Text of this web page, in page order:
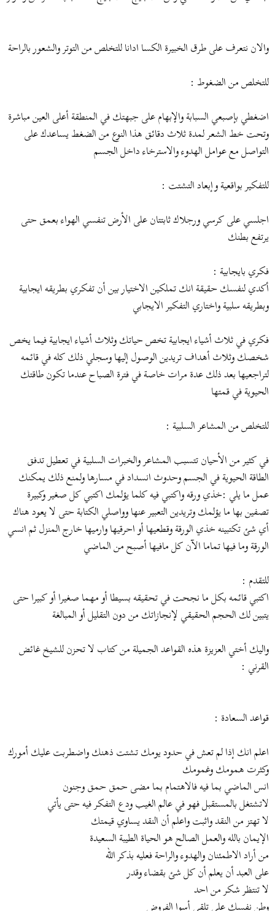
والان نتعرف على طرق الخبيرة الكسا ادانا للتخلص من التوتر والشعور بالراحة
للتخلص من الضغوط :
اضغطي بإصبعي السبابة والإبهام على جبهتك في المنطقة أعلى العين مباشرة
وتحت خط الشعر لمدة ثلاث دقائق هذا النوع من الضغط يساعدك على
التواصل مع عوامل الهدوء والاسترخاء داخل الجسم
للتفكير بواقعية وإبعاد التشتت :
اجلسي على كرسي ورجلاك ثابتتان على الأرض تنفسي الهواء بعمق حتى
يرتفع بطنك
فكري بايجابية :
أكدي لنفسك حقيقة انك تملكين الاختيار بين أن تفكري بطريقه ايجابية
وبطريقه سلبية واختاري التفكير الايجابي
فكري في ثلاث أشياء ايجابية تخص حياتك وثلاث أشياء ايجابية فيما يخص
شخصك وثلاث أهداف تريدين الوصول إليها وسجلي ذلك كله في قائمه
لتراجعيها بعد ذلك عدة مرات خاصة في فترة الصباح عندما تكون طاقتك
الحيوية في قمتها
للتخلص من المشاعر السلبية :
في كثير من الأحيان تتسبب المشاعر والخبرات السلبية في تعطيل تدفق
الطاقة الحيوية في الجسم وحدوث انسداد في مسارها ولمنع ذلك يمكنك
عمل ما يلي :خذي ورقه واكتبي فيه كلما يؤلمك اكتبي كل صغير وكبيرة
تصفين بها ما يؤلمك وتريدين التعبير عنها وواصلي الكتابة حتى لا يعود هناك
أي شئ تكتبينه خذي الورقة وقطعيها أو احرقيها وارميها خارج المنزل ثم انسي
الورقة وما فيها تماما الآن كل مافيها أصبح من الماضي
للتقدم :
اكتبي قائمه بكل ما نجحت في تحقيقه بسيطا أو مهما صغيرا أو كبيرا حتى
يتبين لك الحجم الحقيقي لإنجازاتك من دون التقليل أو المبالغة
واليك أختي العزيزة هذه القواعد الجميلة من كتاب لا تحزن للشيخ غائض
القرني :
قواعد السعادة :
اعلم انك إذا لم تعش في حدود يومك تشتت ذهنك واضطربت عليك أمورك
وكثرت همومك وغمومك
انس الماضي بما فيه فالاهتمام بما مضى حمق حمق وجنون
لاتشتغل بالمستقبل فهو في عالم الغيب ودع التفكر فيه حتى يأتي
لا تهتز من النقد واثبت واعلم أن النقد يساوي قيمتك
الإيمان بالله والعمل الصالح هو الحياة الطيبة السعيدة
من أراد الاطمئنان والهدوء والراحة فعليه بذكر الله
على العبد أن يعلم أن كل شئ بقضاء وقدر
لا تنتظر شكر من احد
وطن نفسك على تلقي أسوا الفروض